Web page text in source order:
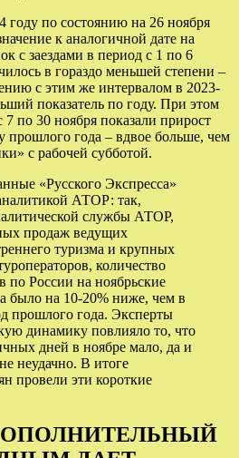
году по состоянию на 26 ноября
к аналогичной дате на
с заездами в период с 1 по 6
в гораздо меньшей степени –
с этим же интервалом в 2023-
показатель по году. При этом
по 30 ноября показали прирост
прошлого года – вдвое больше, чем
с рабочей субботой.
«Русского Экспресса»
АТОР: так,
службы АТОР,
продаж ведущих
туризма и крупных
количество
по России на ноябрьские
было на 10-20% ниже, чем в
прошлого года. Эксперты
динамику повлияло то, что
дней в ноябре мало, да и
неудачно. В итоге
провели эти короткие